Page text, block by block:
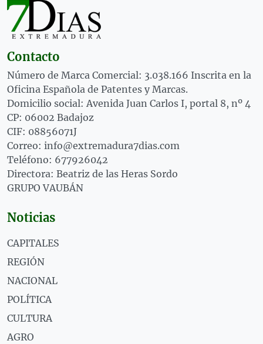
Contacto
Número de Marca Comercial: 3.038.166 Inscrita en la
Oficina Española de Patentes y Marcas.
Domicilio social: Avenida Juan Carlos I, portal 8, nº 4
CP: 06002 Badajoz
CIF: 08856071J
Correo: info@extremadura7dias.com
Teléfono: 677926042
Directora: Beatriz de las Heras Sordo
GRUPO VAUBÁN
Noticias
CAPITALES
REGIÓN
NACIONAL
POLÍTICA
CULTURA
AGRO